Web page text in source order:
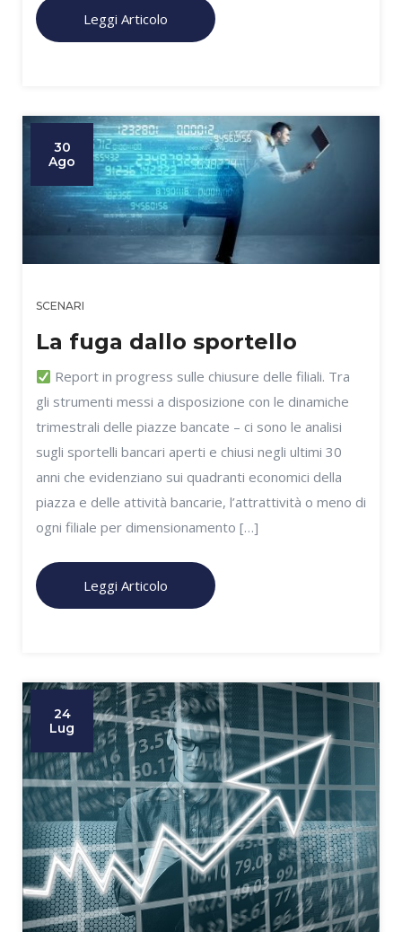
Leggi Articolo
30
Ago
SCENARI
La fuga dallo sportello
Report in progress sulle chiusure delle filiali. Tra
gli strumenti messi a disposizione con le dinamiche
trimestrali delle piazze bancate – ci sono le analisi
sugli sportelli bancari aperti e chiusi negli ultimi 30
anni che evidenziano sui quadranti economici della
piazza e delle attività bancarie, l’attrattività o meno di
ogni filiale per dimensionamento […]
Leggi Articolo
24
Lug